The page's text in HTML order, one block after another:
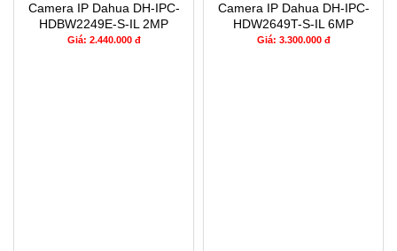
Camera IP Dahua DH-IPC-
HDBW2249E-S-IL 2MP
Giá: 2.440.000 đ
Camera IP Dahua DH-IPC-
HDW2649T-S-IL 6MP
Giá: 3.300.000 đ